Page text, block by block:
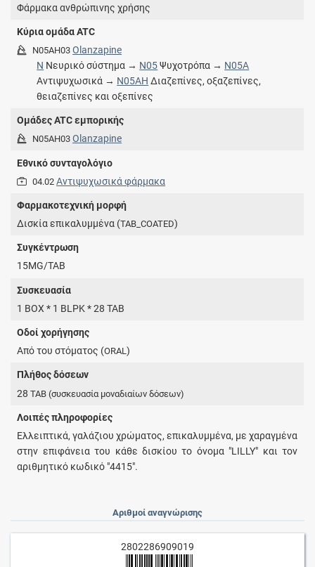
Φάρμακα ανθρώπινης χρήσης
Κύρια ομάδα ATC
N05AH03 Olanzapine
N Νευρικό σύστημα → N05Ψυχοτρόπα → N05A
Αντιψυχωσικά → N05AH Διαζεπίνες, οξαζεπίνες,
θειαζεπίνες και οξεπίνες
Ομάδες ATC εμπορικής
N05AH03 Olanzapine
Εθνικό συνταγολόγιο
04.02 Αντιψυχωσικά φάρμακα
Φαρμακοτεχνική μορφή
Δισκία επικαλυμμένα (TAB_COATED)
Συγκέντρωση
15MG/TAB
Συσκευασία
1 BOX * 1 BLPK * 28 TAB
Οδοί χορήγησης
Από του στόματος (ORAL)
Πλήθος δόσεων
28TAB (συσκευασία μοναδιαίων δόσεων)
Λοιπές πληροφορίες
Ελλειπτικά, γαλάζιου χρώματος, επικαλυμμένα, με χαραγμένα
στην επιφάνεια του κάθε δισκίου το όνομα "LILLY" και τον
αριθμητικό κωδικό "4415".
Αριθμοί αναγνώρισης
2802286909019